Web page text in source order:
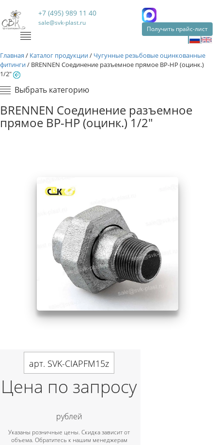
+7 (495) 989 11 40
sale@svk-plast.ru
Получить прайс-лист
Главная / Каталог продукции/ Чугунные резьбовые оцинкованные
фитинги/ BRENNEN Соединение разъемное прямое ВР-НР (оцинк.)
1/2"
Выбрать категорию
BRENNEN Соединение разъемное
прямое ВР-НР (оцинк.) 1/2"
арт. SVK-CIAPFM15z
Цена по запросу
рублей
Указаны розничные цены. Скидка зависит от
объема. Обратитесь к нашим менеджерам